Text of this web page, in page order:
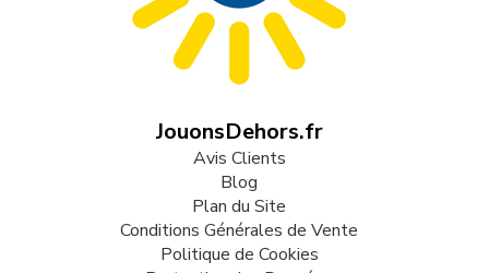
JouonsDehors.fr
Avis Clients
Blog
Plan du Site
Conditions Générales de Vente
Politique de Cookies